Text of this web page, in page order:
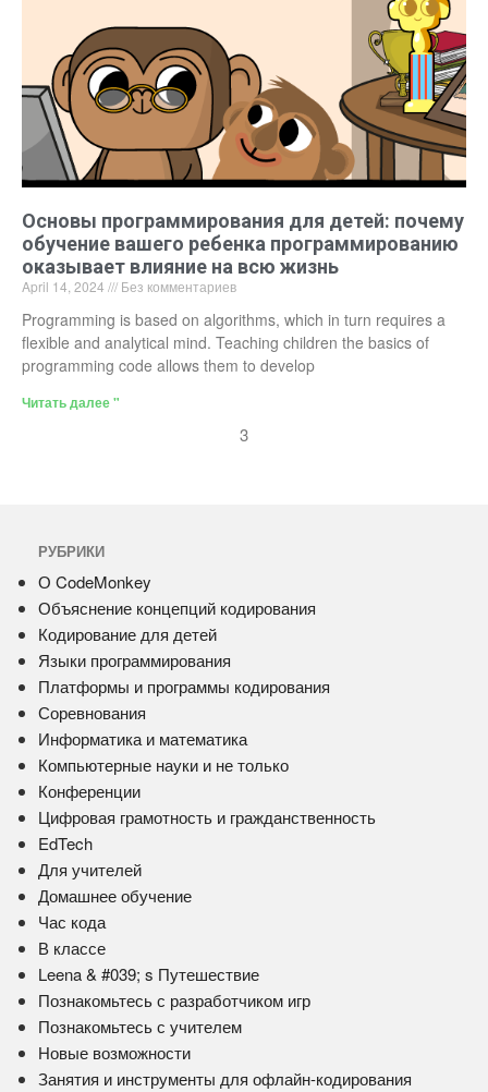
Основы программирования для детей: почему
обучение вашего ребенка программированию
оказывает влияние на всю жизнь
April 14, 2024 Без комментариев
Programming is based on algorithms, which in turn requires a
flexible and analytical mind. Teaching children the basics of
programming code allows them to develop
Читать далее "
3
РУБРИКИ
О CodeMonkey
Объяснение концепций кодирования
Кодирование для детей
Языки программирования
Платформы и программы кодирования
Соревнования
Информатика и математика
Компьютерные науки и не только
Конференции
Цифровая грамотность и гражданственность
EdTech
Для учителей
Домашнее обучение
Час кода
В классе
Leena & #039; s Путешествие
Познакомьтесь с разработчиком игр
Познакомьтесь с учителем
Новые возможности
Занятия и инструменты для офлайн-кодирования